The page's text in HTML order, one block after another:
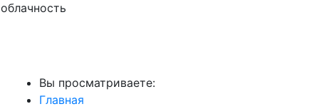
облачность
Вы просматриваете:
Главная